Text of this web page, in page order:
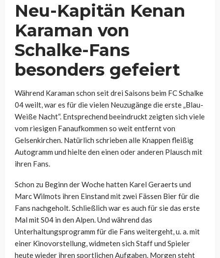
Neu-Kapitän Kenan
Karaman von
Schalke-Fans
besonders gefeiert
Während Karaman schon seit drei Saisons beim FC Schalke
04 weilt, war es für die vielen Neuzugänge die erste „Blau-
Weiße Nacht“. Entsprechend beeindruckt zeigten sich viele
vom riesigen Fanaufkommen so weit entfernt von
Gelsenkirchen. Natürlich schrieben alle Knappen fleißig
Autogramm und hielte den einen oder anderen Plausch mit
ihren Fans.
Schon zu Beginn der Woche hatten Karel Geraerts und
Marc Wilmots ihren Einstand mit zwei Fässen Bier für die
Fans nachgeholt. Schließlich war es auch für sie das erste
Mal mit S04 in den Alpen. Und während das
Unterhaltungsprogramm für die Fans weitergeht, u. a. mit
einer Kinovorstellung, widmeten sich Staff und Spieler
heute wieder ihren sportlichen Aufgaben. Morgen steht